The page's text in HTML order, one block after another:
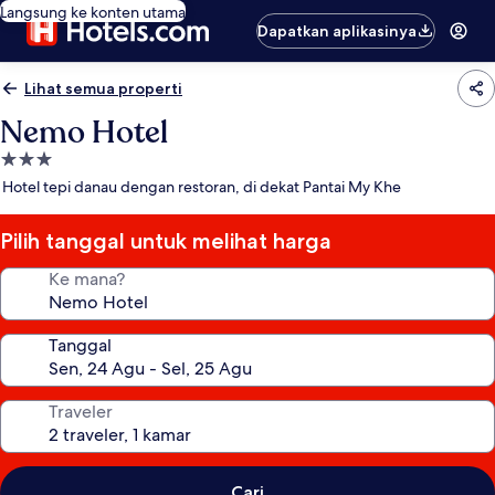
Langsung ke konten utama
Dapatkan aplikasinya
Lihat semua properti
Nemo Hotel
Properti
bintang
Hotel tepi danau dengan restoran, di dekat Pantai My Khe
Pilih tanggal untuk melihat harga
Ke mana?
Tanggal
Traveler